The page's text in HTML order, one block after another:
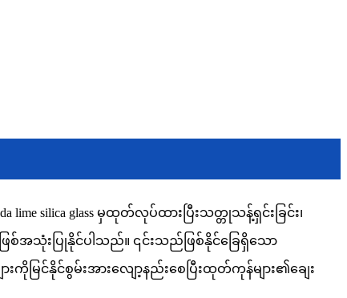
silica glass မှထုတ်လုပ်ထားပြီးသတ္တုသန့်ရှင်းခြင်း၊
အဖြစ်အသုံးပြုနိုင်ပါသည်။ ၎င်းသည်ဖြစ်နိုင်ခြေရှိသော
မြင်နိုင်စွမ်းအားလျော့နည်းစေပြီးထုတ်ကုန်များ၏ချေး